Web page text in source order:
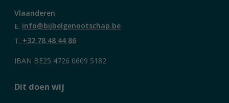
Vlaanderen
E. info@bijbelgenootschap.be
T. +32 78 48 44 86
IBAN BE25 4726 0609 5182
Dit doen wij